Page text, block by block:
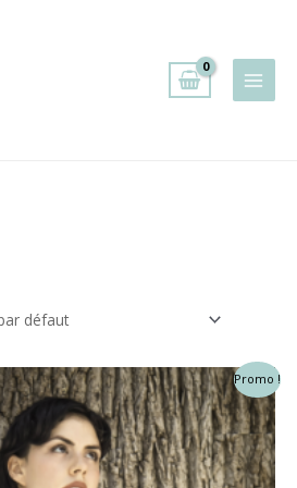
Promo !